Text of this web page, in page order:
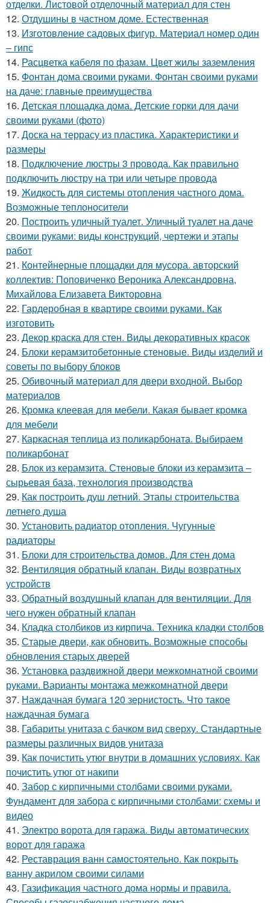
отделки. Листовой отделочный материал для стен
12. Отдушины в частном доме. Естественная
13. Изготовление садовых фигур. Материал номер один
– гипс
14. Расцветка кабеля по фазам. Цвет жилы заземления
15. Фонтан дома своими руками. Фонтан своими руками
на даче: главные преимущества
16. Детская площадка дома. Детские горки для дачи
своими руками (фото)
17. Доска на террасу из пластика. Характеристики и
размеры
18. Подключение люстры 3 провода. Как правильно
подключить люстру на три или четыре провода
19. Жидкость для системы отопления частного дома.
Возможные теплоносители
20. Построить уличный туалет. Уличный туалет на даче
своими руками: виды конструкций, чертежи и этапы
работ
21. Контейнерные площадки для мусора. авторский
коллектив: Поповиченко Вероника Александровна,
Михайлова Елизавета Викторовна
22. Гардеробная в квартире своими руками. Как
изготовить
23. Декор краска для стен. Виды декоративных красок
24. Блоки керамзитобетонные стеновые. Виды изделий и
советы по выбору блоков
25. Обивочный материал для двери входной. Выбор
материалов
26. Кромка клеевая для мебели. Какая бывает кромка
для мебели
27. Каркасная теплица из поликарбоната. Выбираем
поликарбонат
28. Блок из керамзита. Стеновые блоки из керамзита –
сырьевая база, технология производства
29. Как построить душ летний. Этапы строительства
летнего душа
30. Установить радиатор отопления. Чугунные
радиаторы
31. Блоки для строительства домов. Для стен дома
32. Вентиляция обратный клапан. Виды возвратных
устройств
33. Обратный воздушный клапан для вентиляции. Для
чего нужен обратный клапан
34. Кладка столбиков из кирпича. Техника кладки столбов
35. Старые двери, как обновить. Возможные способы
обновления старых дверей
36. Установка раздвижной двери межкомнатной своими
руками. Варианты монтажа межкомнатной двери
37. Наждачная бумага 120 зернистость. Что такое
наждачная бумага
38. Габариты унитаза с бачком вид сверху. Стандартные
размеры различных видов унитаза
39. Как почистить утюг внутри в домашних условиях. Как
почистить утюг от накипи
40. Забор с кирпичными столбами своими руками.
Фундамент для забора с кирпичными столбами: схемы и
видео
41. Электро ворота для гаража. Виды автоматических
ворот для гаража
42. Реставрация ванн самостоятельно. Как покрыть
ванну акрилом своими силами
43. Газификация частного дома нормы и правила.